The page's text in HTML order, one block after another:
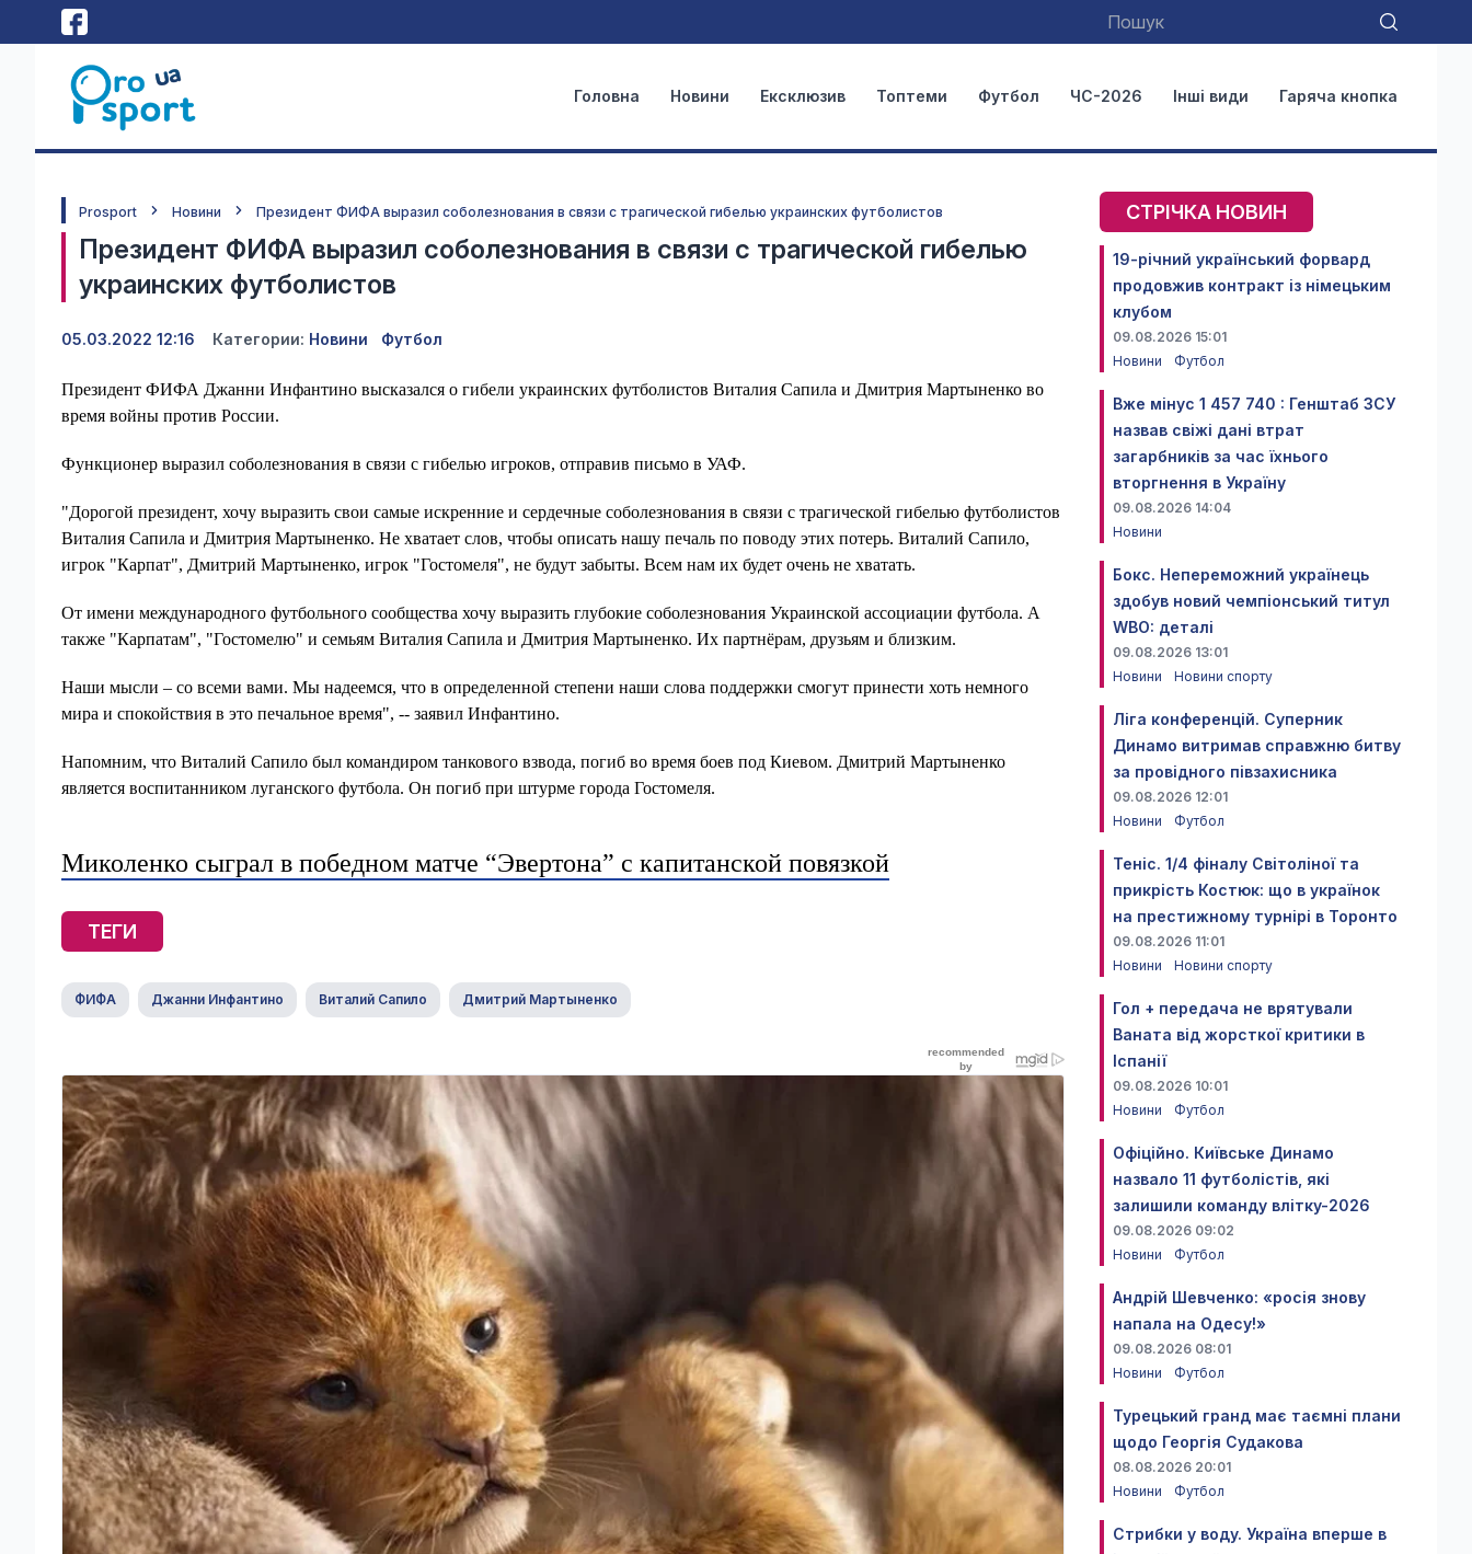
Головна Новини Ексклюзив Топтеми Футбол ЧС-2026 Інші види Гаряча кнопка
Prosport Новини Президент ФИФА выразил соболезнования в связи с трагической гибелью украинских футболистов
Президент ФИФА выразил соболезнования в связи с трагической гибелью
украинских футболистов
05.03.2022 12:16 Категории: Новини Футбол
Президент ФИФА Джанни Инфантино высказался о гибели украинских футболистов Виталия Сапила и Дмитрия Мартыненко во
время войны против России.
Функционер выразил соболезнования в связи с гибелью игроков, отправив письмо в УАФ.
"Дорогой президент, хочу выразить свои самые искренние и сердечные соболезнования в связи с трагической гибелью футболистов
Виталия Сапила и Дмитрия Мартыненко. Не хватает слов, чтобы описать нашу печаль по поводу этих потерь. Виталий Сапило,
игрок "Карпат", Дмитрий Мартыненко, игрок "Гостомеля", не будут забыты. Всем нам их будет очень не хватать.
От имени международного футбольного сообщества хочу выразить глубокие соболезнования Украинской ассоциации футбола. А
также "Карпатам", "Гостомелю" и семьям Виталия Сапила и Дмитрия Мартыненко. Их партнёрам, друзьям и близким.
Наши мысли – со всеми вами. Мы надеемся, что в определенной степени наши слова поддержки смогут принести хоть немного
мира и спокойствия в это печальное время", -- заявил Инфантино.
Напомним, что Виталий Сапило был командиром танкового взвода, погиб во время боев под Киевом. Дмитрий Мартыненко
является воспитанником луганского футбола. Он погиб при штурме города Гостомеля.
Миколенко сыграл в победном матче “Эвертона” с капитанской повязкой
ТЕГИ
ФИФА Джанни Инфантино Виталий Сапило Дмитрий Мартыненко
СТРІЧКА НОВИН
19-річний український форвард
продовжив контракт із німецьким
клубом
09.08.2026 15:01
Новини
Футбол
Вже мінус 1 457 740 : Генштаб ЗСУ
назвав свіжі дані втрат
загарбників за час їхнього
вторгнення в Україну
09.08.2026 14:04
Новини
Бокс. Непереможний українець
здобув новий чемпіонський титул
WBO: деталі
09.08.2026 13:01
Новини
Новини спорту
Ліга конференцій. Суперник
Динамо витримав справжню битву
за провідного півзахисника
09.08.2026 12:01
Новини
Футбол
Теніс. 1/4 фіналу Світоліної та
прикрість Костюк: що в українок
на престижному турнірі в Торонто
09.08.2026 11:01
Новини
Новини спорту
Гол + передача не врятували
Ваната від жорсткої критики в
Іспанії
09.08.2026 10:01
Новини
Футбол
Офіційно. Київське Динамо
назвало 11 футболістів, які
залишили команду влітку-2026
09.08.2026 09:02
Новини
Футбол
Андрій Шевченко: «росія знову
напала на Одесу!»
09.08.2026 08:01
Новини
Футбол
Турецький гранд має таємні плани
щодо Георгія Судакова
08.08.2026 20:01
Новини
Футбол
Стрибки у воду. Україна вперше в